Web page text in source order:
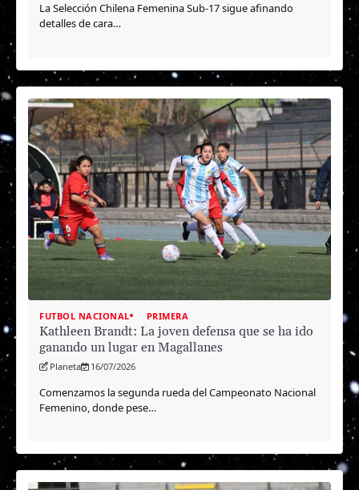
La Selección Chilena Femenina Sub-17 sigue afinando
detalles de cara…
FUTBOL NACIONAL PRIMERA
Kathleen Brandt: La joven defensa que se ha ido
ganando un lugar en Magallanes
Planeta 16/07/2026
Comenzamos la segunda rueda del Campeonato Nacional
Femenino, donde pese…